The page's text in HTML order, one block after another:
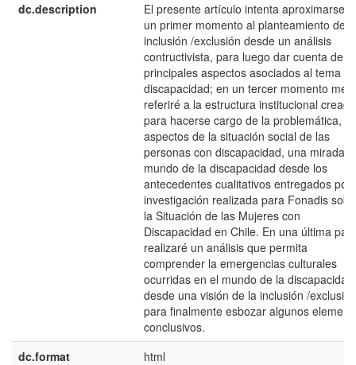
dc.description
El presente artículo intenta aproximarse
un primer momento al planteamiento de
inclusión /exclusión desde un análisis
contructivista, para luego dar cuenta de
principales aspectos asociados al tema
discapacidad; en un tercer momento me
referiré a la estructura institucional creada
para hacerse cargo de la problemática,
aspectos de la situación social de las
personas con discapacidad, una mirada
mundo de la discapacidad desde los
antecedentes cualitativos entregados por
investigación realizada para Fonadis
la Situación de las Mujeres con
Discapacidad en Chile. En una última
realizaré un análisis que permita
comprender la emergencias culturales
ocurridas en el mundo de la discapacidad
desde una visión de la inclusión /
para finalmente esbozar algunos
conclusivos.
dc.format
html